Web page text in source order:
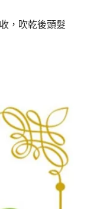
，吹乾後頭髮